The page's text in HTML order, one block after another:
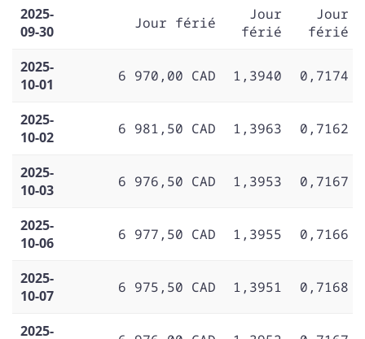
2025-
09-30
Jour férié
Jour
férié
Jour
férié
2025-
10-01
6 970,00 CAD 1,3940 0,7174
2025-
10-02
6 981,50 CAD 1,3963 0,7162
2025-
10-03
6 976,50 CAD 1,3953 0,7167
2025-
10-06
6 977,50 CAD 1,3955 0,7166
2025-
10-07
6 975,50 CAD 1,3951 0,7168
2025-